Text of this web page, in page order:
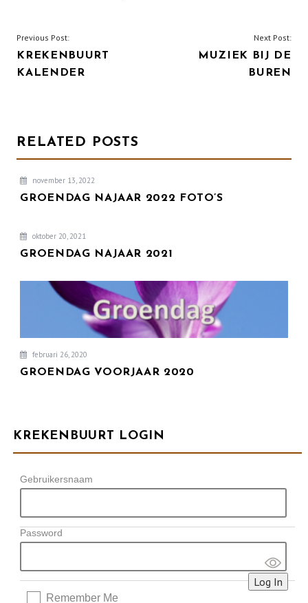
BERICHT
NAVIGATIE
Previous Post:
KREKENBUURT
KALENDER
Next Post:
MUZIEK BIJ DE
BUREN
RELATED POSTS
november 13, 2022
GROENDAG NAJAAR 2022 FOTO’S
oktober 20, 2021
GROENDAG NAJAAR 2021
februari 26, 2020
GROENDAG VOORJAAR 2020
KREKENBUURT LOGIN
Gebruikersnaam
Password
Remember Me